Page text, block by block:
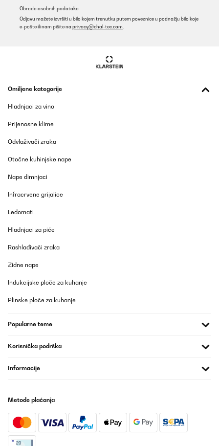
Obrada osobnih podataka
Odjavu možete izvršiti u bilo kojem trenutku putem poveznice u podnožju bilo koje
e-pošte ili nam pišite na privacy@chal-tec.com.
Omiljene kategorije
Hladnjaci za vino
Prijenosne klime
Odvlaživači zraka
Otočne kuhinjske nape
Nape dimnjaci
Infracrvene grijalice
Ledomati
Hladnjaci za piće
Rashlađivači zraka
Zidne nape
Indukcijske ploče za kuhanje
Plinske ploče za kuhanje
Popularne teme
Korisnička podrška
Informacije
Metode plaćanja